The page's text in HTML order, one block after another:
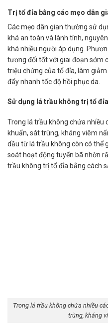
Trị tổ đỉa bằng các mẹo dân
Các mẹo dân gian thường sử
khá an toàn và lành tính,
khá nhiều người áp dụng.
tương đối tốt với giai đoạn sớm
triệu chứng của tổ đỉa, làm
đẩy nhanh tốc độ hồi phục da.
Sử dụng lá trầu không trị tổ đỉa
Trong lá trầu không chứa nhiều
khuẩn, sát trùng, kháng viêm
dầu từ lá trầu không còn có thể
soát hoạt động tuyến bã nhờn
trầu không trị tổ đỉa bằng cách
Trong lá trầu không chứa nhiều
trùng, kháng